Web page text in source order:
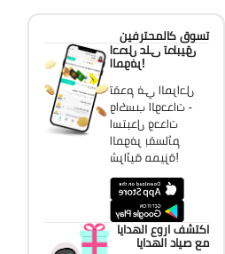
تسوق كالمحترفين
احصل على تطبيق
الموفر!
تقدم في المراحل
واكسب الوحدات -
استبدل وحدات
الموفر بقسائم
شرائية مميزة!
اكتشف اروع الهدايا
مع صياد الهدايا